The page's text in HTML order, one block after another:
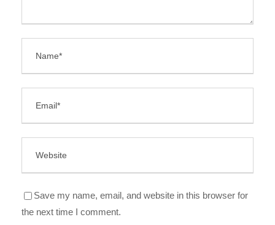
Save my name, email, and website in this browser for
the next time I comment.